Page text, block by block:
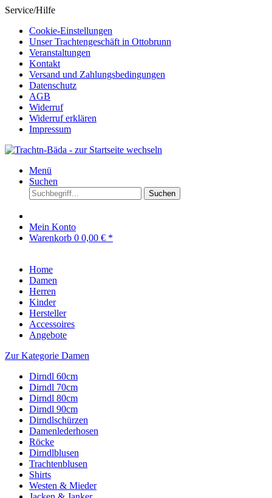
Service/Hilfe
Cookie-Einstellungen
Unser Trachtengeschäft in Ottobrunn
Veranstaltungen
Kontakt
Versand und Zahlungsbedingungen
Datenschutz
AGB
Widerruf
Widerruf erklären
Impressum
Menü
Suchen
Suchen
Mein Konto
Warenkorb 0 0,00 € *
Home
Damen
Herren
Kinder
Hersteller
Accessoires
Angebote
Zur Kategorie Damen
Dirndl 60cm
Dirndl 70cm
Dirndl 80cm
Dirndl 90cm
Dirndlschürzen
Damenlederhosen
Röcke
Dirndlblusen
Trachtenblusen
Shirts
Westen & Mieder